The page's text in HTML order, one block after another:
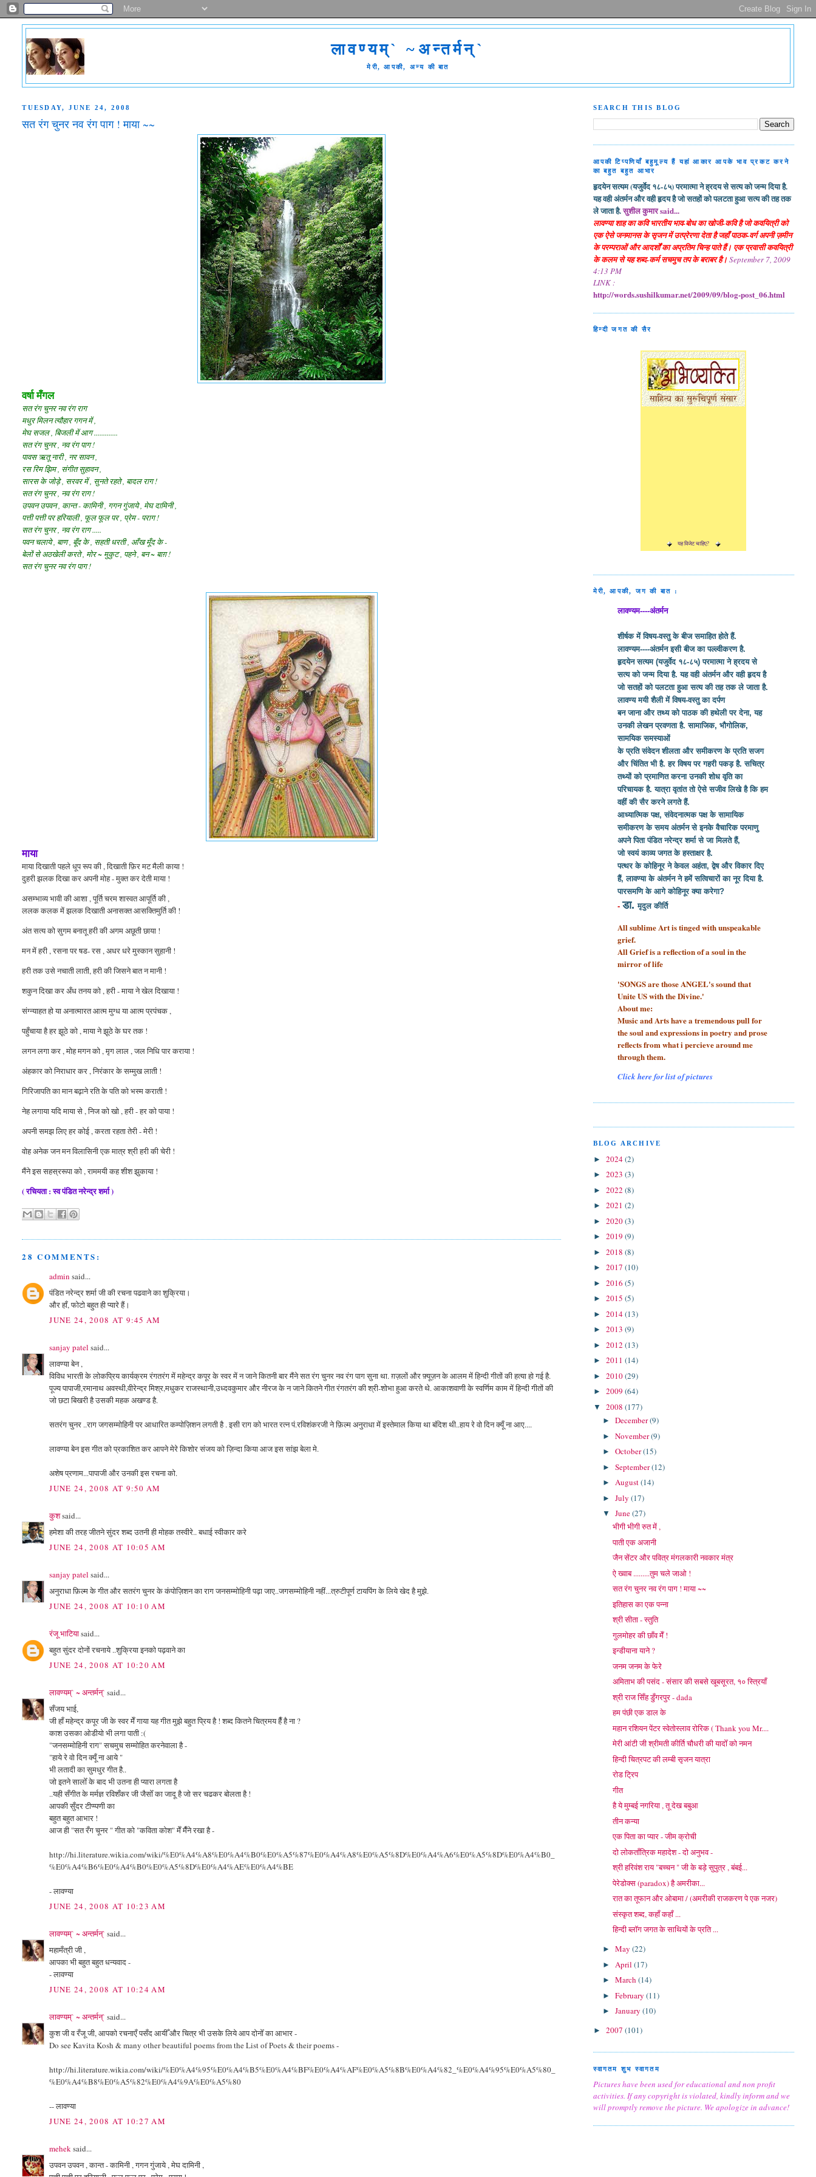
लावण्यम्` ~अन्तर्मन्`
मेरी, आपकी, अन्य की बात
TUESDAY, JUNE 24, 2008
सत रंग चुनर नव रंग पाग ! माया ~~
वर्षा मँगल
सत रंग चुनर नव रंग राग
मधुर मिलन त्यौहार गगन में ,
मेघ सजल , बिजली में आग .............
सत रंग चुनर , नव रंग पाग !
पावस ऋतू नारी , नर सावन ,
रस रिम झिम , संगीत सुहावन ,
सारस के जोड़े , सरवर में , सुनते रहते , बादल राग !
सत रंग चुनर , नव रंग राग !
उपवन उपवन , कान्त - कामिनी , गगन गुंजाये , मेघ दामिनी ,
पत्ती पत्ती पर हरियाली , फूल फूल पर , प्रेम - पराग !
सत रंग चुनर , नव रंग राग .....
पवन चलाये , बाण , बूँद के , सहती धरती , आँख मूँद के -
बेलों से अठखेली करते , मोर ~ मुकुट , पहने , बन ~ बाग़ !
सत रंग चुनर नव रंग पाग !
माया
माया दिखाती पहले धूप रूप की , दिखाती फ़िर मट मैली काया !
दुहरी झलक दिखा कर अपनी मोह - मुक्त कर देती माया !
असम्भाव्य भावी की आशा , पूर्ति चरम शास्वत आपूर्ति की ,
ललक कलक में झलक दिखाती अनासक्त आसक्तिमुर्ति की !
अंत सत्य को सुगम बनातू हरी की अगम अछूती छाया !
मन में हरी , रसना पर षड- रस , अधर धरे मुस्कान सुहानी !
हरी तक उसे नचातीलाती,हरी की जिसने बात न मानी !
शकुन दिखा कर अँध तनय को , हरी - माया ने खेल दिखाया !
संग्न्याहत हो या अनात्मारत आत्म मुग्ध या आत्म प्रपंचक ,
पहुँचाया है हर झूठे को , माया ने झूठे के घर तक !
लगन लगा कर , मोह मगन को , मृग लाल , जल निधि पार कराया !
अंहकार को निराधार कर , निरंकार के सम्मुख लाती !
गिरिजापति का मान बढ़ाने रति के पति को भस्म कराती !
नेह लगाया यदि माया से , निज को खो , हरी - हर को पाया !
अपनी समझ लिए हर कोई , करता रहता तेरी - मेरी !
वोह अनेक जन मन विलासिनी एक मात्र श्री हरी की चेरी !
मैंने इस सहस्ररूपा को , राममयी कह शीश झुकाया !
( रचियता : स्व पंडित नरेन्द्र शर्मा )
28 COMMENTS:
admin said...
पंडित नरेन्द्र शर्मा जी की रचना पढवाने का शुक्रिया।
और हाँ, फोटो बहुत ही प्यारे हैं।
JUNE 24, 2008 AT 9:45 AM
sanjay patel said...
लावण्या बेन ,
विविध भारती के लोकप्रिय कार्यक्रम रंगतरंग में महेन्द्र कपूर के स्वर में न जाने कितनी बार मैंने सत रंग चुनर नव रंग पाग सुना था. ग़ज़लों और फ़्यूज़न के आलम में हिन्दी गीतों की हत्या हो गई है.
पूज्य पापाजी,रमानाथ अवस्थी,वीरेन्द्र मिश्र,मधुकर राजस्थानी,उध्दवकुमार और नीरज के न जाने कितने गीत रंगतरंग की श्री-शोभा हुआ करते थे. आकाशवाणी के स्वर्णिम काम में हिन्दी गीतों की
जो छटा बिखरी है उसकी महक अखण्ड है.
सतरंग चुनर ..राग जगसम्मोहिनी पर आधारित कम्पोज़िशन लगती है . इसी राग को भारत रत्न पं.रविशंकरजी ने फ़िल्म अनुराधा में इस्तेमाल किया था बंदिश थी..हाय रे वो दिन क्यूँ ना आए....
लावण्या बेन इस गीत को प्रकाशित कर आपने मेरे किशोर संजय को ज़िन्दा किया आज इस सांझ बेला मे.
अशेष प्रणाम...पापाजी और उनकी इस रचना को.
JUNE 24, 2008 AT 9:50 AM
कुशsaid...
हमेशा की तरह जीतने सुंदर शब्द उतनी ही मोहक तस्वीरे.. बधाई स्वीकार करे
JUNE 24, 2008 AT 10:05 AM
sanjay patel said...
अनुराधा फ़िल्म के गीत और सतरंग चुनर के कंपोज़िशन का राग जनसम्मोहिनी पढ़ा जाए..जगसम्मोहिनी नहीं...त्रुटीपूर्ण टायपिंग के लिये खेद है मुझे.
JUNE 24, 2008 AT 10:10 AM
रंजू भाटियाsaid...
बहुत सुंदर दोनों रचनाये ..शुक्रिया इनको पढ़वाने का
JUNE 24, 2008 AT 10:20 AM
लावण्यम्` ~ अन्तर्मन्` said...
सँजय भाई,
जी हाँ महेन्द्र कपूर जी के स्वर मेँ गाया यह गीत मुझे बहुत प्रिय है ! शब्द कितने चित्रमय हैँ है ना ?
काश उसका ओडीयो भी लगा पाती :(
"जनसम्मोहिनी राग" सचमुच सम्मोहित करनेवाला है -
"हाये रे वो दिन क्यूँ ना आये "
भी लतादी का सुमधुर गीत है..
जो इतने सालोँ के बाद भी उतना ही प्यारा लगता है
..यही सँगीत के मर्मज्ञ रविशँकर जी जैसोँ का जादू है जो सर चढकर बोलता है !
आपकी सुँदर टीप्प्पणी का
बहुत बहुत आभार !
आज ही "सत रँग चूनर " गीत को "कविता कोश" मेँ मैँने रखा है -
http://hi.literature.wikia.com/wiki/%E0%A4%A8%E0%A4%B0%E0%A5%87%E0%A4%A8%E0%A5%8D%E0%A4%A6%E0%A5%8D%E0%A4%B0_
%E0%A4%B6%E0%A4%B0%E0%A5%8D%E0%A4%AE%E0%A4%BE
- लावण्या
JUNE 24, 2008 AT 10:23 AM
लावण्यम्` ~ अन्तर्मन्` said...
महामँत्री जी ,
आपका भी बहुत बहुत धन्यवाद -
- लावण्या
JUNE 24, 2008 AT 10:24 AM
लावण्यम्` ~ अन्तर्मन्` said...
कुश जी व रँजू जी, आपको रचनाएँ पसँद आयीँ और चित्र भी उसके लिये आप दोनोँ का आभार -
Do see Kavita Kosh & many other beautiful poems from the List of Poets & their poems -
http://hi.literature.wikia.com/wiki/%E0%A4%95%E0%A4%B5%E0%A4%BF%E0%A4%AF%E0%A5%8B%E0%A4%82_%E0%A4%95%E0%A5%80_
%E0%A4%B8%E0%A5%82%E0%A4%9A%E0%A5%80
-- लावण्या
JUNE 24, 2008 AT 10:27 AM
meheksaid...
उपवन उपवन , कान्त - कामिनी , गगन गुंजाये , मेघ दामिनी ,
SEARCH THIS BLOG
आपकी टिप्पणियाँ बहुमूल्य हैं यहां आकार आपके भाव प्रकट करने
का बहुत बहुत आभार
हृदयेन सत्यम (यजुर्वेद १८-८५) परमात्मा ने ह्रदय से सत्य को जन्म दिया है.
यह वही अंतर्मन और वही हृदय है जो सतहों को पलटता हुआ सत्य की तह तक
ले जाता है.सुशील कुमार said...
लावण्या शाह का कवि भारतीय भाव-बोध का खोजी-कवि है जो कवयित्री को
एक ऐसे जनमानस के सृजन में उत्प्रेरणा देता है जहाँ पाठक-वर्ग अपनी ज़मीन
के परम्पराओं और आदर्शों का अप्रतिम चिन्ह पाते हैं। एक प्रवासी कवयित्री
के कलम से यह शब्द-कर्म सचमुच तप के बराबर है। September 7, 2009
4:13 PM
LINK :
http://words.sushilkumar.net/2009/09/blog-post_06.html
हिन्दी जगत की सैर
यह विजेट चाहिए?
मेरी, आपकी, जग की बात :
लावण्यम----अंतर्मन
शीर्षक में विषय-वस्तु के बीज समाहित होते हैं.
लावण्यम----अंतर्मन इसी बीज का पल्ल्वीकरण है.
हृदयेन सत्यम (यजुर्वेद १८-८५) परमात्मा ने ह्रदय से
सत्य को जन्म दिया है. यह वही अंतर्मन और वही हृदय है
जो सतहों को पलटता हुआ सत्य की तह तक ले जाता है.
लावण्य मयी शैली में विषय-वस्तु का दर्पण
बन जाना और तथ्य को पाठक की हथेली पर देना, यह
उनकी लेखन प्रवणता है. सामाजिक, भौगोलिक,
सामयिक समस्याओं
के प्रति संवेदन शीलता और समीकरण के प्रति सजग
और चिंतित भी है. हर विषय पर गहरी पकड़ है. सचित्र
तथ्यों को प्रमाणित करना उनकी शोध वृति का
परिचायक है. यात्रा वृतांत तो ऐसे सजीव लिखे है कि हम
वहीं की सैर करने लगते हैं.
आध्यात्मिक पक्ष, संवेदनात्मक पक्ष के सामायिक
समीकरण के समय अंतर्मन से इनके वैचारिक परमाणु
अपने पिता पंडित नरेन्द्र शर्मा सेजा मिलते हैं,
जो स्वयं काव्य जगत के हस्ताक्षर है.
पत्थर के कोहिनूर ने केवल अहंता, द्वेष और विकार दिए
हैं, लावण्या के अंतर्मन ने हमें सत्विचारों का नूर दिया है.
पारसमणि के आगे कोहिनूर क्या करेगा?
- डा.मृदुल कीर्ति
All sublime Art is tinged with unspeakable
grief.
All Grief is a reflection of a soulin the
mirror of life
'SONGS are those ANGEL's sound that
Unite US with the Divine.'
About me:
Music and Arts have a tremendous pull for
the soul and expressions in poetry and prose
reflects from what i percieve around me
through them.
Click here for list of pictures
BLOG ARCHIVE
► 2024(2)
► 2023 (3)
► 2022 (8)
► 2021 (2)
► 2020(3)
► 2019 (9)
► 2018 (8)
► 2017 (10)
► 2016 (5)
► 2015 (5)
► 2014(13)
► 2013 (9)
► 2012 (13)
► 2011 (14)
► 2010(29)
► 2009 (64)
▼ 2008 (177)
►December(9)
►November(9)
►October(15)
►September(12)
►August(14)
►July(17)
▼June(27)
भीगी भीगी रुत में ,
पाती एक अजानी
जैन सेंटर और पवित्र मंगलकारी नवकार मंत्र
ऐ ख्वाब .........तुम चले जाओ !
सत रंग चुनर नव रंग पाग ! माया ~~
इतिहास का एक पन्ना
श्री सीता - स्तुति
गुलमोहर की छाँव मेँ !
इन्डीयाना याने ?
जनम जनम के फेरे
अमिताभ की पसंद - संसार की सबसे खूबसूरत, १० स्त्रियाँ
श्री राज सिँह डुँगरपुर - dada
हम पंछी एक डाल के
महान रशियन पेंटर स्वेतोस्लाव रोरिक ( Thank you Mr....
मेरी आंटी जी श्रीमती कीर्ति चौधरी की यादोँ को नमन
हिन्दी चित्रपट की लम्बी सृजन यात्रा
रोड ट्रिप
गीत
है ये मुम्बई नगरिया , तू देख बबुआ
तीन कन्या
एक पिता का प्यार - जीम क्रोची
दो लोकताँत्रिक महादेश - दो अनुभव -
श्री हरिवंश राय "बच्चन " जी के बड़े सुपुत्र , बंबई...
पेरेडोक्स (paradox) है अमरीका...
रात का तूफान और ओबामा / (अमरीकी राजकरण पे एक नजर)
संस्कृत शब्द, कहाँ कहाँ ...
हिन्दी ब्लॉग जगत के साथियों के प्रति ...
►May(22)
► April(17)
►March(14)
►February(11)
►January(10)
► 2007 (101)
स्वागतम शुभ स्वागतम
Pictures have been used for educational and non profit
activities. If any copyright is violated, kindly inform and we
will promptly remove the picture. We apologize in advance!